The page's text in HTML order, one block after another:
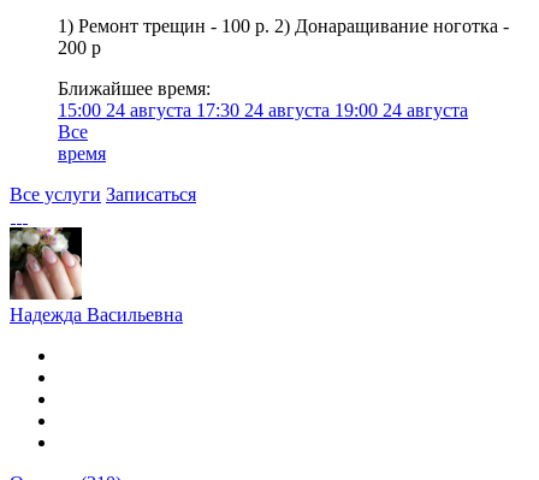
1) Ремонт трещин - 100 р. 2) Донаращивание ноготка -
200 р
Ближайшее время:
15:00 24 августа 17:30 24 августа 19:00 24 августа
Все
время
Все услуги Записаться
Надежда Васильевна